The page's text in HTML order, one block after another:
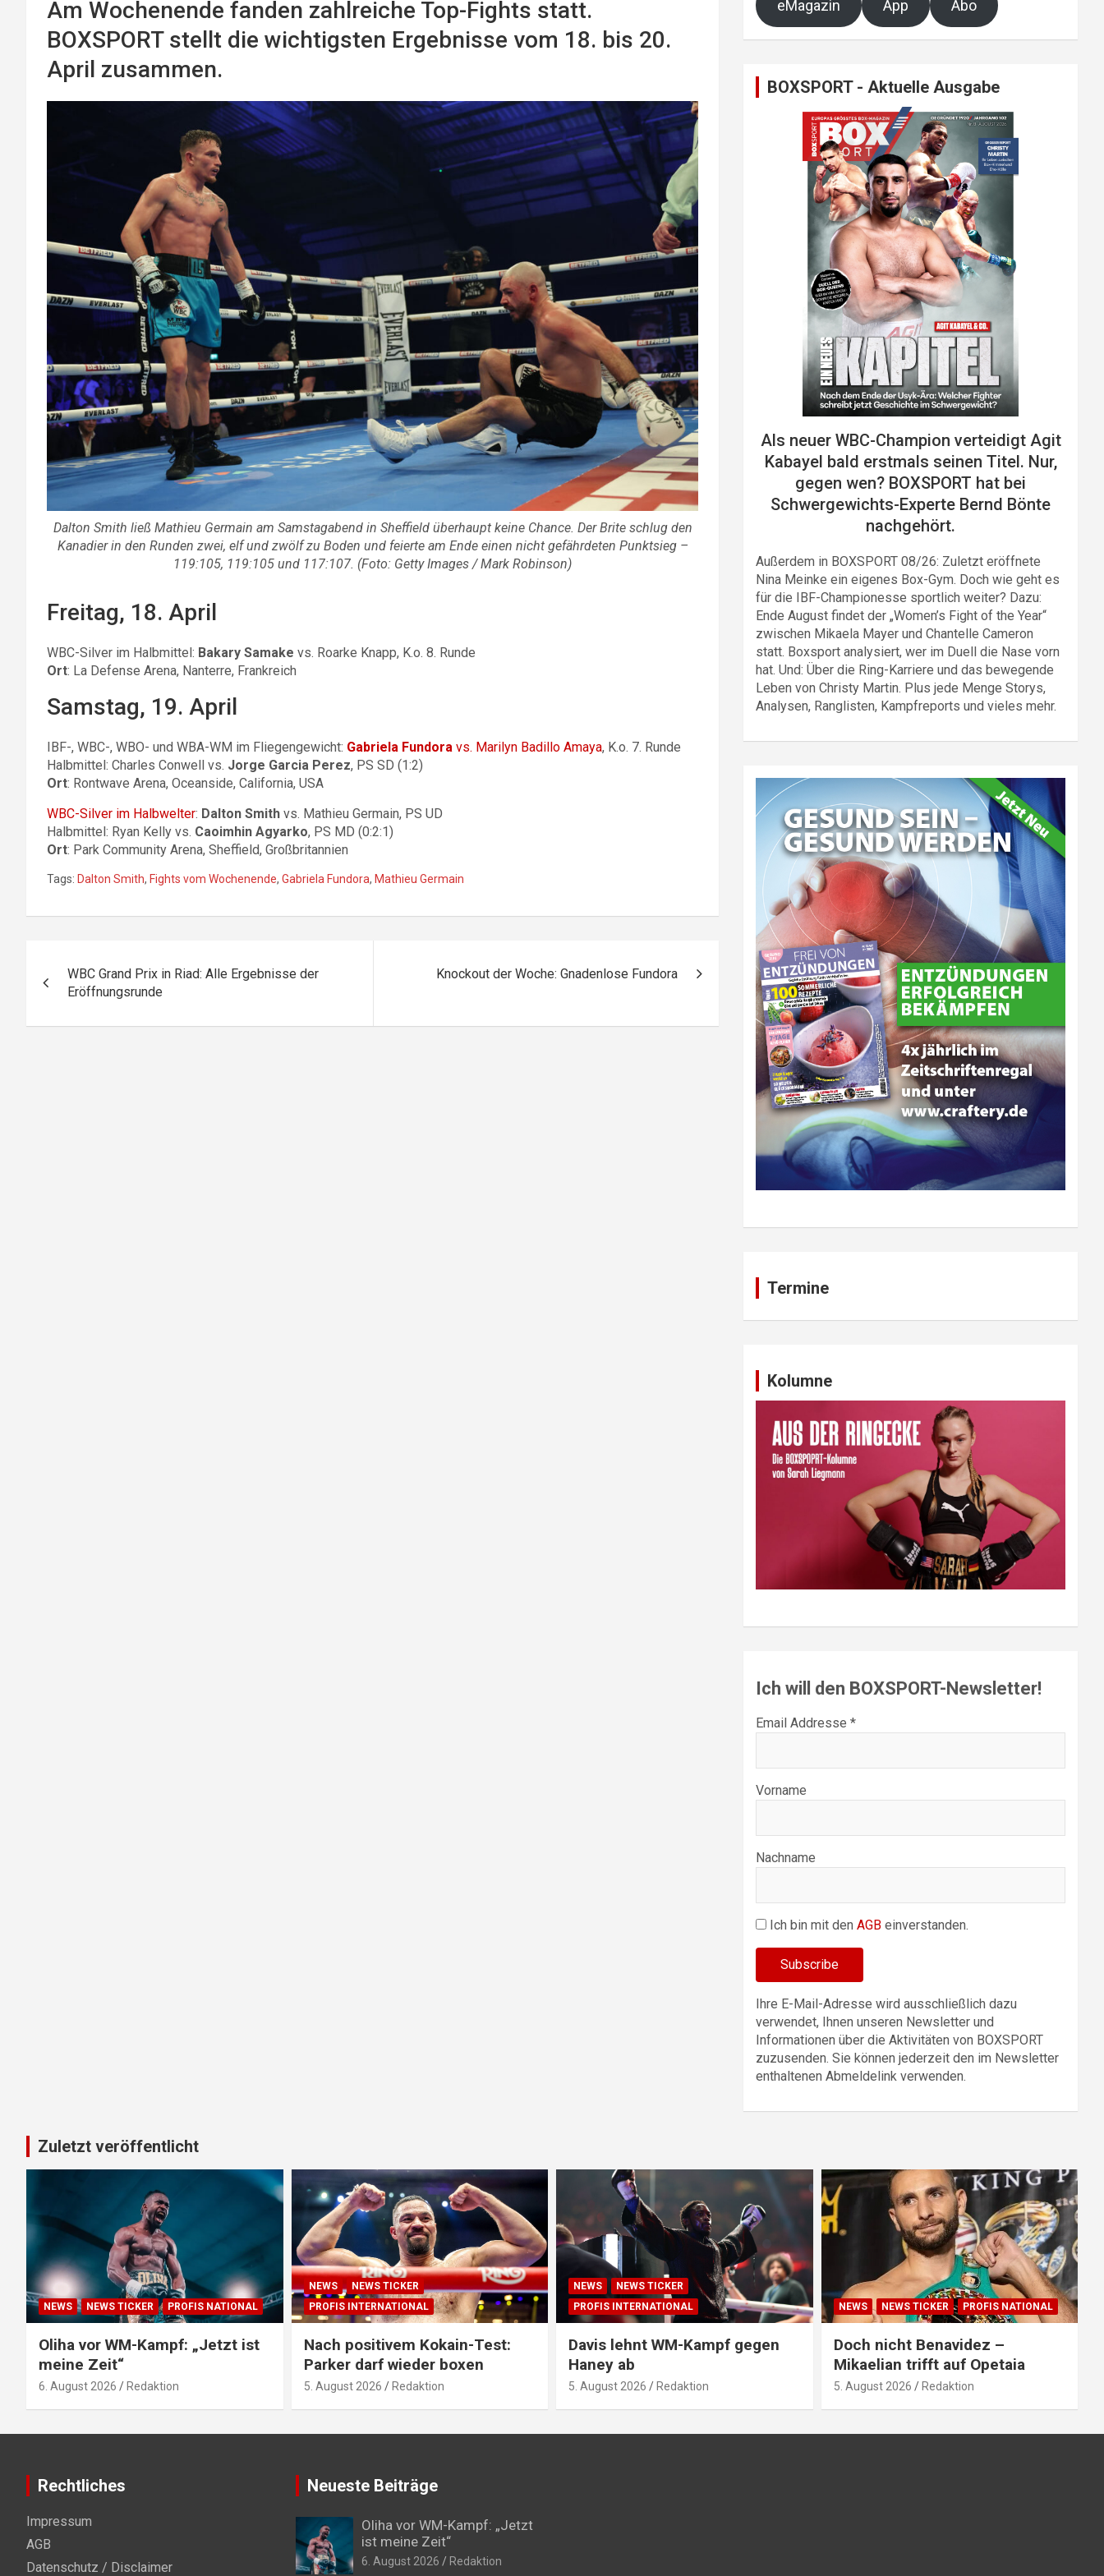
Am Wochenende fanden zahlreiche Top-Fights statt.
BOXSPORT stellt die wichtigsten Ergebnisse vom 18. bis 20.
April zusammen.
Dalton Smith ließ Mathieu Germain am Samstagabend in Sheffield überhaupt keine Chance. Der Brite schlug den
Kanadier in den Runden zwei, elf und zwölf zu Boden und feierte am Ende einen nicht gefährdeten Punktsieg –
119:105, 119:105 und 117:107. (Foto: Getty Images / Mark Robinson)
Freitag, 18. April
WBC-Silver im Halbmittel: Bakary Samake vs. Roarke Knapp, K.o. 8. Runde
Ort: La Defense Arena, Nanterre, Frankreich
Samstag, 19. April
IBF-, WBC-, WBO- und WBA-WM im Fliegengewicht: Gabriela Fundora vs. Marilyn Badillo Amaya, K.o. 7. Runde
Halbmittel: Charles Conwell vs. Jorge Garcia Perez, PS SD (1:2)
Ort: Rontwave Arena, Oceanside, California, USA
WBC-Silver im Halbwelter: Dalton Smith vs. Mathieu Germain, PS UD
Halbmittel: Ryan Kelly vs. Caoimhin Agyarko, PS MD (0:2:1)
Ort: Park Community Arena, Sheffield, Großbritannien
Tags: Dalton Smith, Fights vom Wochenende, Gabriela Fundora, Mathieu Germain
WBC Grand Prix in Riad: Alle Ergebnisse der
Eröffnungsrunde
Knockout der Woche: Gnadenlose Fundora
eMagazin App Abo
BOXSPORT - Aktuelle Ausgabe
Als neuer WBC-Champion verteidigt Agit
Kabayel bald erstmals seinen Titel. Nur,
gegen wen? BOXSPORT hat bei
Schwergewichts-Experte Bernd Bönte
nachgehört.
Außerdem in BOXSPORT 08/26: Zuletzt eröffnete
Nina Meinke ein eigenes Box-Gym. Doch wie geht es
für die IBF-Championesse sportlich weiter? Dazu:
Ende August findet der „Women’s Fight of the Year“
zwischen Mikaela Mayer und Chantelle Cameron
statt. Boxsport analysiert, wer im Duell die Nase vorn
hat. Und: Über die Ring-Karriere und das bewegende
Leben von Christy Martin. Plus jede Menge Storys,
Analysen, Ranglisten, Kampfreports und vieles mehr.
Termine
Kolumne
Ich will den BOXSPORT-Newsletter!
Email Addresse *
Vorname
Nachname
Ich bin mit denAGB einverstanden.
Ihre E-Mail-Adresse wird ausschließlich dazu
verwendet, Ihnen unseren Newsletter und
Informationen über die Aktivitäten von BOXSPORT
zuzusenden. Sie können jederzeit den im Newsletter
enthaltenen Abmeldelink verwenden.
Zuletzt veröffentlicht
NEWS NEWS TICKER PROFIS NATIONAL
Oliha vor WM-Kampf: „Jetzt ist
meine Zeit“
6. August 2026 Redaktion
NEWS
NEWS TICKER
PROFIS INTERNATIONAL
Nach positivem Kokain-Test:
Parker darf wieder boxen
5. August 2026 Redaktion
NEWS
NEWS TICKER
PROFIS INTERNATIONAL
Davis lehnt WM-Kampf gegen
Haney ab
5. August 2026 Redaktion
NEWS NEWS TICKER PROFIS NATIONAL
Doch nicht Benavidez –
Mikaelian trifft auf Opetaia
5. August 2026 Redaktion
Rechtliches
Impressum
AGB
Datenschutz / Disclaimer
Neueste Beiträge
Oliha vor WM-Kampf: „Jetzt
ist meine Zeit“
6. August 2026 Redaktion